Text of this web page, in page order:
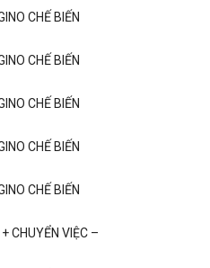
CHẾ BIẾN
CHẾ BIẾN
CHẾ BIẾN
CHẾ BIẾN
CHẾ BIẾN
CHUYỂN VIỆC –